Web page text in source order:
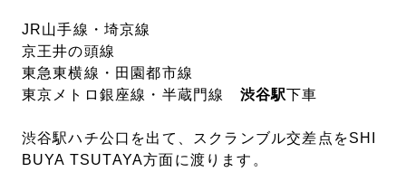
JR山手線・埼京線
京王井の頭線
東急東横線・田園都市線
東京メトロ銀座線・半蔵門線 渋谷駅下車
渋谷駅ハチ公口を出て、スクランブル交差点をSHI
BUYA TSUTAYA方面に渡ります。